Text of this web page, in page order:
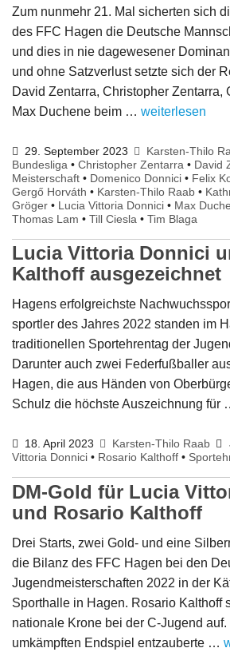
Zum nunmehr 21. Mal sicherten sich
des FFC Hagen die Deutsche
und dies in nie dagewesener
und ohne Satzverlust setzte sich der
David Zentarra, Christopher Zentarra,
Max Duchene beim … weiterlesen
29. September 2023 Karsten-Thilo
Bundesliga • Christopher Zentarra • David
Meisterschaft • Domenico Donnici • Felix
Gergő Horváth • Karsten-Thilo Raab •
Gröger • Lucia Vittoria Donnici • Max
Thomas Lam • Till Ciesla • Tim Blaga
Lucia Vittoria Donnici
Kalthoff ausgezeichnet
Hagens erfolgreichste
sportler des Jahres 2022 standen im
traditionellen Sportehrentag der
Darunter auch zwei Federfußballer
Hagen, die aus Händen von
Schulz die höchste Auszeichnung für
18. April 2023 Karsten-Thilo Raab
Vittoria Donnici • Rosario Kalthoff •
DM-Gold für Lucia
und Rosario Kalthoff
Drei Starts, zwei Gold- und eine
die Bilanz des FFC Hagen bei den
Jugendmeisterschaften 2022 in der
Sporthalle in Hagen. Rosario Kalthoff
nationale Krone bei der C-Jugend auf.
umkämpften Endspiel entzauberte …